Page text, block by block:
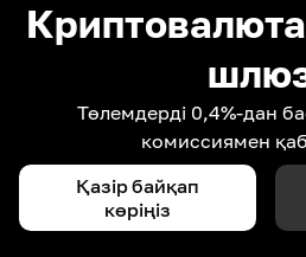
Төлемдерді 0,4%-дан
комиссиямен
Қазір байқап
көріңіз